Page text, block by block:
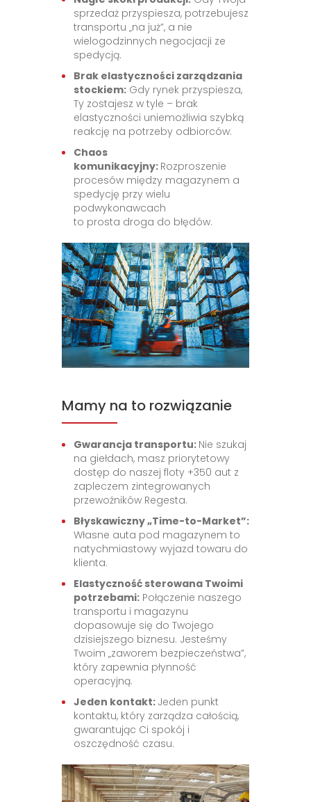
sprzedaż przyspiesza, potrzebujesz
transportu „na już”, a nie
wielogodzinnych negocjacji ze
spedycją.
Brak elastyczności zarządzania
stockiem: Gdy rynek przyspiesza,
Ty zostajesz w tyle – brak
elastyczności uniemożliwia szybką
reakcję na potrzeby odbiorców.
Chaos
komunikacyjny: Rozproszenie
procesów między magazynem a
spedycję przy wielu
podwykonawcach
to prosta droga do błędów.
Mamy na to rozwiązanie
Gwarancja transportu: Nie szukaj
na giełdach, masz priorytetowy
dostęp do naszej floty +350 aut z
zapleczem zintegrowanych
przewoźników Regesta.
Błyskawiczny „Time-to-Market”:
Własne auta pod magazynem to
natychmiastowy wyjazd towaru do
klienta.
Elastyczność sterowana Twoimi
potrzebami: Połączenie naszego
transportu i magazynu
dopasowuje się do Twojego
dzisiejszego biznesu. Jesteśmy
Twoim „zaworem bezpieczeństwa”,
który zapewnia płynność
operacyjną.
Jeden kontakt: Jeden punkt
kontaktu, który zarządza całością,
gwarantując Ci spokój i
oszczędność czasu.